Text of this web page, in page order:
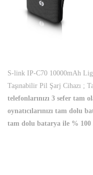
S-link IP-C70 10000mAh
Taşınabilir Pil Şarj Cihazı ;
telefonlarınızı 3 sefer tam
oynatıcılarınızı tam dolu
tam dolu batarya ile % 100